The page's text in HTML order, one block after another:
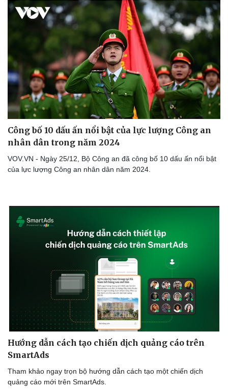
Lịch thi đấu bóng đá
Thế giới thể thao
eSports
Hậu trường
Ô tô - Xe máy
Ô tô
Xe máy
Tư vấn
Công bố 10 dấu ấn nổi bật của lực lượng Công an
nhân dân trong năm 2024
VOV.VN - Ngày 25/12, Bộ Công an đã công bố 10 dấu ấn nổi bật
của lực lượng Công an nhân dân năm 2024.
Hướng dẫn cách tạo chiến dịch quảng cáo trên
SmartAds
Tham khảo ngay trọn bộ hướng dẫn cách tạo một chiến dịch
quảng cáo mới trên SmartAds.